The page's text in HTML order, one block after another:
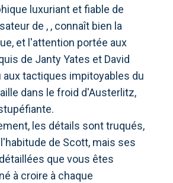
luxuriant et fiable de
de , , connaît bien la
et l'attention portée aux
de Janty Yates et David
aux tactiques impitoyables du
dans le froid d'Austerlitz,
les détails sont truqués,
de Scott, mais ses
que vous êtes
à croire à chaque